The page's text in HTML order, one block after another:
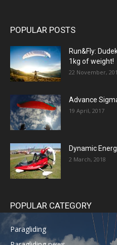
POPULAR POSTS
Run&Fly:
1kg of weight!
22 November,
Advance
19 April, 2017
Dynamic
2 March, 2018
POPULAR CATEGORY
Paragliding